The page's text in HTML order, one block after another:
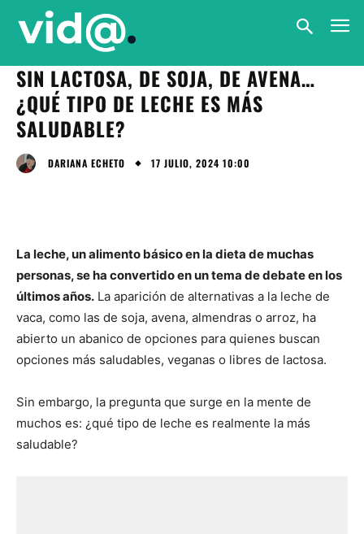
SIN LACTOSA, DE SOJA, DE AVENA…
¿QUÉ TIPO DE LECHE ES MÁS
SALUDABLE?
DARIANA ECHETO 17 JULIO, 2024 10:00
La leche, un alimento básico en la dieta de muchas
personas, se ha convertido en un tema de debate en los
últimos años. La aparición de alternativas a la leche de
vaca, como las de soja, avena, almendras o arroz, ha
abierto un abanico de opciones para quienes buscan
opciones más saludables, veganas o libres de lactosa.
Sin embargo, la pregunta que surge en la mente de
muchos es: ¿qué tipo de leche es realmente la más
saludable?